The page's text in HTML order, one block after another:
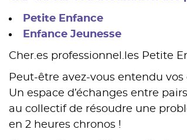
Petite Enfance
Enfance Jeunesse
Cher.es professionnel.les Petite
Peut-être avez-vous entendu
Un espace d’échanges entre
au collectif de résoudre une
en 2 heures chronos !